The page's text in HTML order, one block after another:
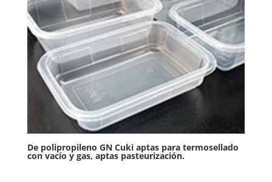
De polipropileno GN Cuki aptas para termosellado
con vacío y gas, aptas pasteurización.